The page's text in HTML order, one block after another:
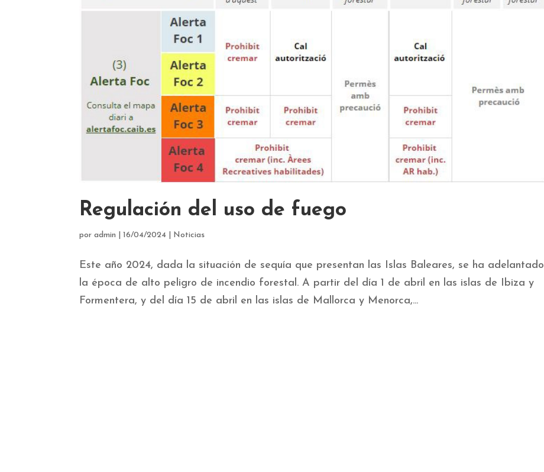
Regulación del uso de fuego
poradmin |16/04/2024 Noticias
Este año 2024, dada la situación de sequía que presentan las Islas Baleares, se ha adelantado
la época de alto peligro de incendio forestal. A partir del día 1 de abril en las islas de Ibiza y
Formentera, y del día 15 de abril en las islas de Mallorca y Menorca,...